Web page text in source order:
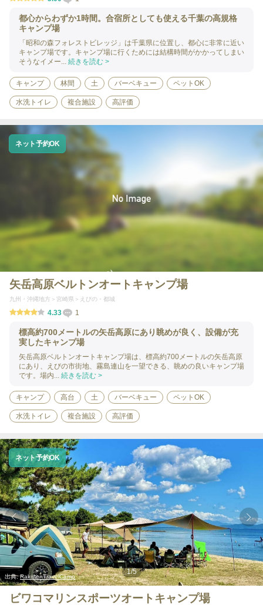
都心からわずか1時間。合宿所としても使える千葉の高規格
キャンプ場
「昭和の森フォレストビレッジ」は千葉県に位置し、都心に非常に近い
キャンプ場です。キャンプ場に行くためには結構時間がかかってしまい
そうなイメー... 続きを読む >
キャンプ 林間 土 バーベキュー ペットOK
水洗トイレ 複合施設 高評価
ネット予約OK
矢岳高原ベルトンオートキャンプ場
九州・沖縄地方 宮崎県 えびの・都城
4.33 1
標高約700メートルの矢岳高原にあり眺めが良く、設備が充
実したキャンプ場
矢岳高原ベルトンオートキャンプ場は、標高約700メートルの矢岳高原
にあり、えびの市街地、霧島連山を一望できる、眺めの良いキャンプ場
です。場内... 続きを読む >
キャンプ 高台 土 バーベキュー ペットOK
水洗トイレ 複合施設 高評価
出典:RakutenTravelCamp
1/5
ネット予約OK
ビワコマリンスポーツオートキャンプ場